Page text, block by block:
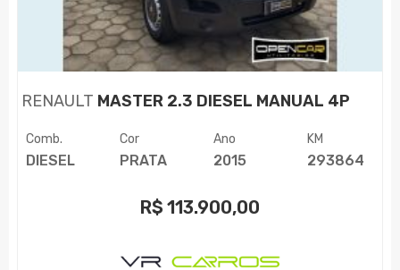
RENAULT MASTER 2.3 DIESEL MANUAL 4P
Comb.
DIESEL
Cor
PRATA
Ano
2015
KM
293864
R$ 113.900,00